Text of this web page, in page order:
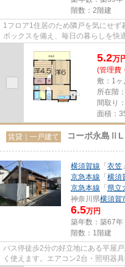
階数：2階建
1フロア1住居のため隣戸を気にせ
ボックスを備え、毎日の暮らしを快
5.2万
(管理費
敷：1ヶ
所在階
間取り
面積：
賃貸｜一戸建て コーポ永島
横須賀線 「 衣笠
京急本線 「 横須
京急本線 「 県立
神奈川県横須賀
6.5万円
築年数：築67年
階数：1階建
バス停徒歩2分の好立地にある平屋
く使えます。エアコン2台・照明器